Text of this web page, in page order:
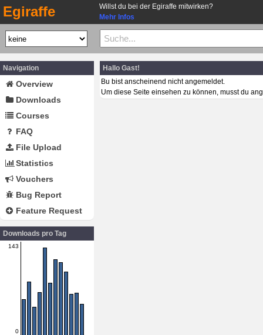
Egiraffe
Willst du bei der Egiraffe mitwirken?
Mehr Infos
Navigation
Overview
Downloads
Courses
FAQ
File Upload
Statistics
Vouchers
Bug Report
Feature Request
Downloads pro Tag
143
0
Hallo Gast!
Bu bist anscheinend nicht angemeldet.
Um diese Seite einsehen zu können, musst du